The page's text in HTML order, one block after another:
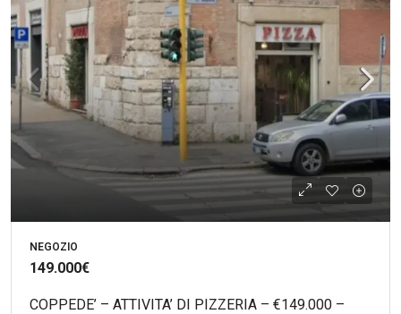
NEGOZIO
149.000€
COPPEDE’ – ATTIVITA’ DI PIZZERIA – €149.000 –